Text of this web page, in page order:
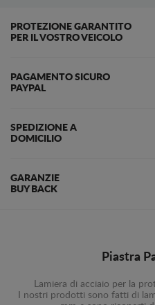
PROTEZIONE GARANTITO
PER IL VOSTRO VEICOLO
PAGAMENTO SICURO
PAYPAL
SPEDIZIONE A
DOMICILIO
GARANZIE
BUY BACK
Piastra
Lamiera di acciaio per la
I nostri prodotti sono fatti di